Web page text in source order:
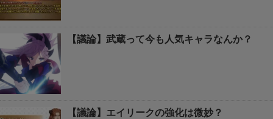
【議論】武蔵って今も人気キャラなんか？
【議論】エイリークの強化は微妙？